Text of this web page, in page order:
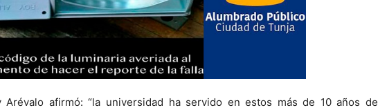
Arévalo afirmó: “la universidad ha servido en estos más de 10 años de